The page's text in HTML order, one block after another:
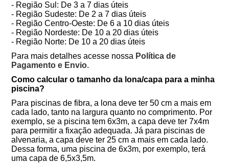
- Região Sul: De 3 a 7 dias úteis
- Região Sudeste: De 2 a 7 dias úteis
- Região Centro-Oeste: De 6 a 10 dias úteis
- Região Nordeste: De 10 a 20 dias úteis
- Região Norte: De 10 a 20 dias úteis
Para mais detalhes acesse nossa Política de
Pagamento e Envio.
Como calcular o tamanho da lona/capa para a minha
piscina?
Para piscinas de fibra, a lona deve ter 50 cm a mais em
cada lado, tanto na largura quanto no comprimento. Por
exemplo, se a piscina tem 6x3m, a capa deve ter 7x4m
para permitir a fixação adequada. Já para piscinas de
alvenaria, a capa deve ter 25 cm a mais em cada lado.
Dessa forma, uma piscina de 6x3m, por exemplo, terá
uma capa de 6,5x3,5m.